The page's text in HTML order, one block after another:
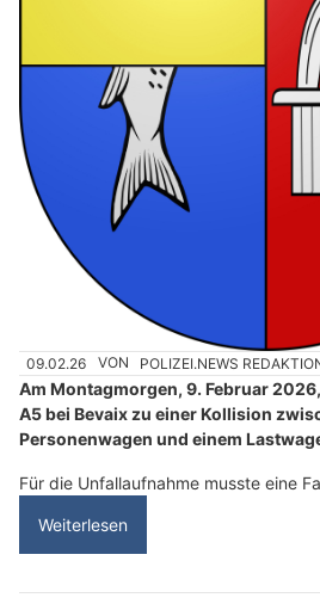
09.02.26 VON POLIZEI.NEWS
Am Montagmorgen, 9. Februar
A5 bei Bevaix zu einer Kollision
Personenwagen und einem
Für die Unfallaufnahme musste eine
Weiterlesen